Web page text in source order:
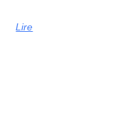
Lire